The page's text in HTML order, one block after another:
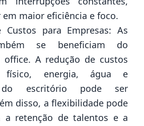
maior eficiência e foco.
Custos para Empresas: As
se beneficiam do
A redução de custos
físico, energia, água e
do escritório pode ser
disso, a flexibilidade pode
a retenção de talentos e a